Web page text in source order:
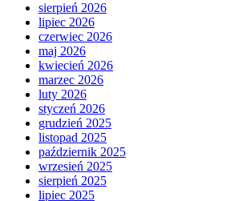
sierpień 2026
lipiec 2026
czerwiec 2026
maj 2026
kwiecień 2026
marzec 2026
luty 2026
styczeń 2026
grudzień 2025
listopad 2025
październik 2025
wrzesień 2025
sierpień 2025
lipiec 2025